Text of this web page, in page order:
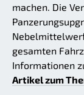
machen. Die
gesamten
Informationen
Artikel zum